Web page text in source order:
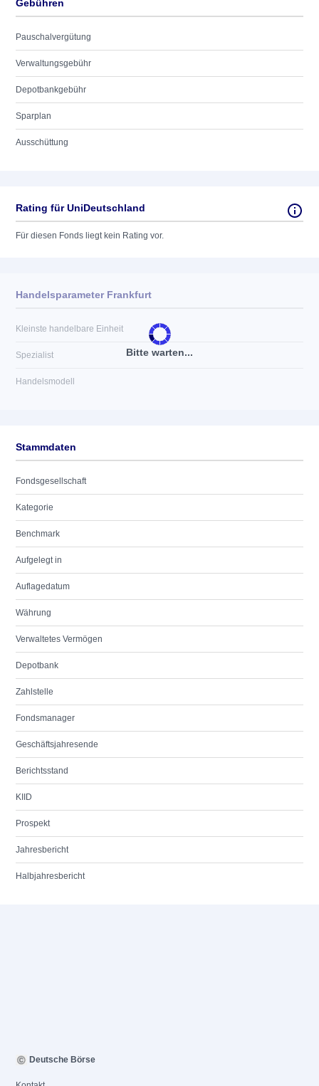
Gebühren
Pauschalvergütung
Verwaltungsgebühr
Depotbankgebühr
Sparplan
Ausschüttung
Rating für UniDeutschland
Für diesen Fonds liegt kein Rating vor.
Bitte warten...
Handelsparameter Frankfurt
Kleinste handelbare Einheit
Spezialist
Handelsmodell
Stammdaten
Fondsgesellschaft
Kategorie
Benchmark
Aufgelegt in
Auflagedatum
Währung
Verwaltetes Vermögen
Depotbank
Zahlstelle
Fondsmanager
Geschäftsjahresende
Berichtsstand
KIID
Prospekt
Jahresbericht
Halbjahresbericht
Deutsche Börse